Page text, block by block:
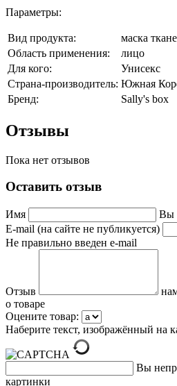
Параметры:
Вид продукта:
маска
Область применения:
лицо
Для кого:
Унисекс
Страна-производитель: Южная
Бренд:
Sally's box
Отзывы
Пока нет отзывов
Оставить отзыв
Имя
Вы
E-mail (на сайте не публикуется)
Не правильно введен e-mail
Отзыв
о товаре
Оцените товар:
Наберите текст, изображённый на
Вы
картинки